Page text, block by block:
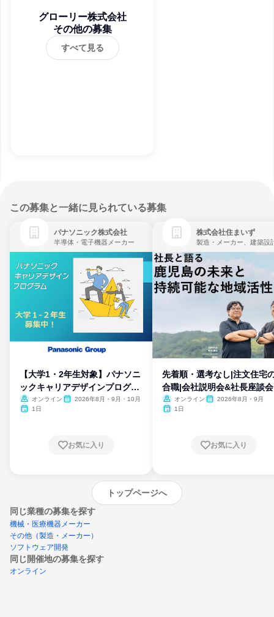
グローリー株式会社
その他の募集
すべて見る
この募集と一緒に見られている募集
パナソニック株式会社
半導体・電子機器メーカー
【大学1・2年生対象】パナソニ
ックキャリアデザインプログラ
ム
オンライン
2026年8月・9月・10月
1日
お気に入り
株式会社住まいず
製造・メーカー、建築設
先着順・選考なし|注文住宅
合職|会社説明会&社長座談会
オンライン
2026年8月・9月
1日
お気に入り
トップページへ
同じ業種の募集を探す
機械・医療機器メーカー
その他（製造・メーカー）
ソフトウェア開発
同じ開催地の募集を探す
オンライン